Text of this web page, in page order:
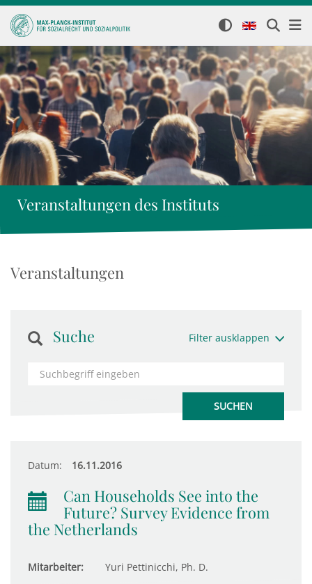
Veranstaltungen des Instituts
Veranstaltungen
Suche Filter ausklappen
Datum: 16.11.2016
Can Households See into the
Future? Survey Evidence from
the Netherlands
Mitarbeiter: Yuri Pettinicchi, Ph. D.